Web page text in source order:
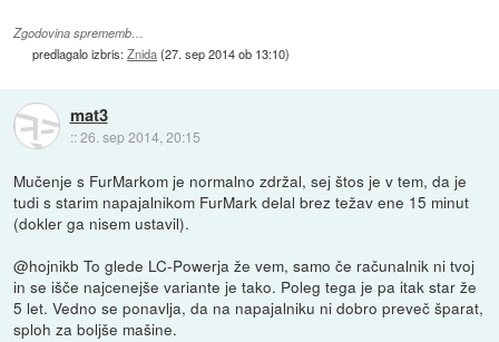
Zgodovina sprememb…
predlagalo izbris:Znida(27. sep 2014 ob 13:10)
mat3
::26. sep 2014, 20:15
Mučenje s FurMarkom je normalno zdržal, sej štos je v tem, da je
tudi s starim napajalnikom FurMark delal brez težav ene 15 minut
(dokler ga nisem ustavil).
@hojnikb To glede LC-Powerja že vem, samo če računalnik ni tvoj
in se išče najcenejše variante je tako. Poleg tega je pa itak star že
5 let. Vedno se ponavlja, da na napajalniku ni dobro preveč šparat,
sploh za boljše mašine.